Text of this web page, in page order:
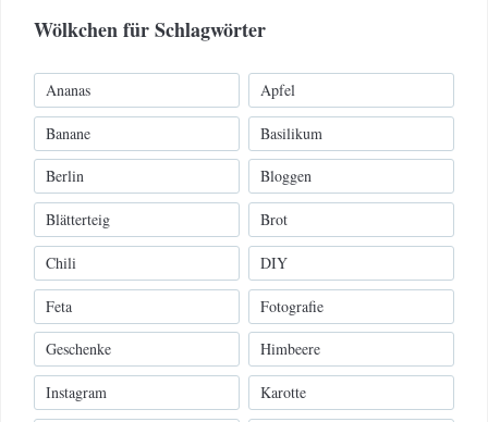
Wölkchen für Schlagwörter
Ananas Apfel
Banane Basilikum
Berlin Bloggen
Blätterteig Brot
Chili DIY
Feta Fotografie
Geschenke Himbeere
Instagram Karotte